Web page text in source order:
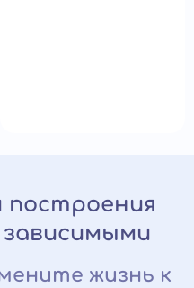
построения
жизнь к